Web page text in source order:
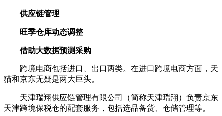
供应链管理
旺季仓库动态调整
借助大数据预测采购
跨境电商包括进口、出口两类。在进口跨境电商方面，天
猫和京东无疑是两大巨头。
天津瑞翔供应链管理有限公司（简称天津瑞翔）负责京东
天津跨境保税仓的配套服务，包括选品备货、仓储管理等。